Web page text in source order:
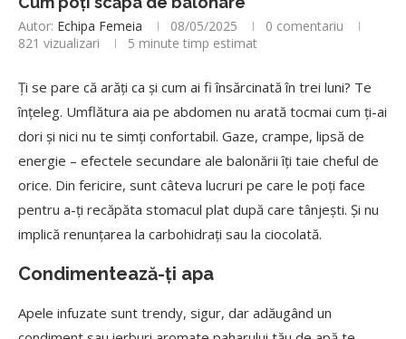
Autor: Echipa Femeia 08/05/2025
0 comentariu
821 vizualizari 5 minute timp estimat
Ți se pare că arăți ca și cum ai fi însărcinată în trei luni? Te
înțeleg. Umflătura aia pe abdomen nu arată tocmai cum ți-ai
dori și nici nu te simți confortabil. Gaze, crampe, lipsă de
energie – efectele secundare ale balonării îți taie cheful de
orice. Din fericire, sunt câteva lucruri pe care le poți face
pentru a-ți recăpăta stomacul plat după care tânjești. Și nu
implică renunțarea la carbohidrați sau la ciocolată.
Condimentează-ți apa
Apele infuzate sunt trendy, sigur, dar adăugând un